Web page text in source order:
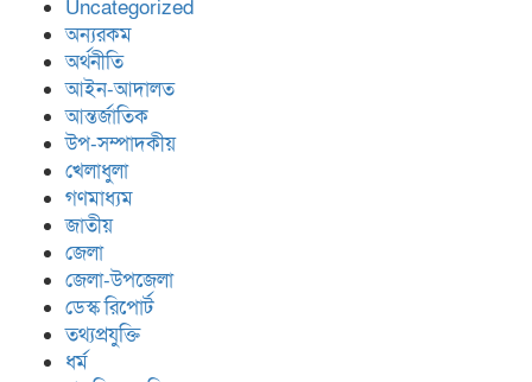
Uncategorized
অন্যরকম
অর্থনীতি
আইন-আদালত
আন্তর্জাতিক
উপ-সম্পাদকীয়
খেলাধুলা
গণমাধ্যম
জাতীয়
জেলা
জেলা-উপজেলা
ডেস্ক রিপোর্ট
তথ্যপ্রযুক্তি
ধর্ম